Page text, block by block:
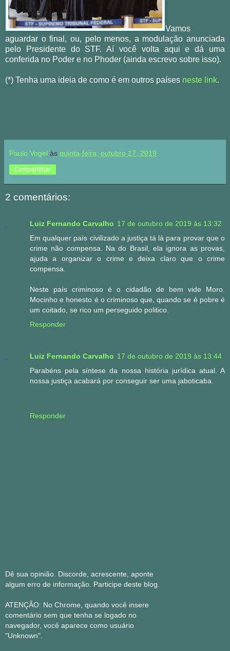
Vamos
aguardar o final, ou, pelo menos, a modulação anunciada
pelo Presidente do STF. Aí você volta aqui e dá uma
conferida no Poder e no Phoder (ainda escrevo sobre isso).
(*) Tenha uma ideia de como é em outros países neste link.
Paulo Vogel às quinta-feira, outubro 17, 2019
Compartilhar
2 comentários:
Luiz Fernando Carvalho 17 de outubro de 2019 às 13:32
Em qualquer país civilizado a justiça tá lá para provar que o
crime não compensa. Na do Brasil, ela ignora as provas,
ajuda a organizar o crime e deixa claro que o crime
compensa.
Neste país criminoso é o cidadão de bem vide Moro.
Mocinho e honesto é o criminoso que, quando se é pobre é
um coitado, se rico um perseguido politico.
Responder
Luiz Fernando Carvalho 17 de outubro de 2019 às 13:44
Parabéns pela síntese da nossa história jurídica atual. A
nossa justiça acabará por conseguir ser uma jaboticaba.
Responder
Dê sua opinião. Discorde, acrescente, aponte
algum erro de informação. Participe deste blog.
ATENÇÃO: No Chrome, quando você insere
comentário sem que tenha se logado no
navegador, você aparece como usuário
"Unknown".